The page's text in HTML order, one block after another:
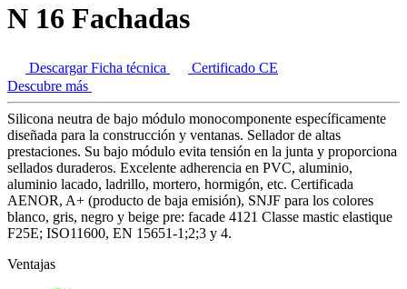
N 16 Fachadas
Descargar Ficha técnica
Certificado CE
Descubre más
Silicona neutra de bajo módulo monocomponente específicamente
diseñada para la construcción y ventanas. Sellador de altas
prestaciones. Su bajo módulo evita tensión en la junta y proporciona
sellados duraderos. Excelente adherencia en PVC, aluminio,
aluminio lacado, ladrillo, mortero, hormigón, etc. Certificada
AENOR, A+ (producto de baja emisión), SNJF para los colores
blanco, gris, negro y beige pre: facade 4121 Classe mastic elastique
F25E; ISO11600, EN 15651-1;2;3 y 4.
Ventajas